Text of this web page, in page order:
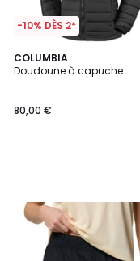
-10% DÈS 2*
COLUMBIA
Doudoune à capuche
80,00 €